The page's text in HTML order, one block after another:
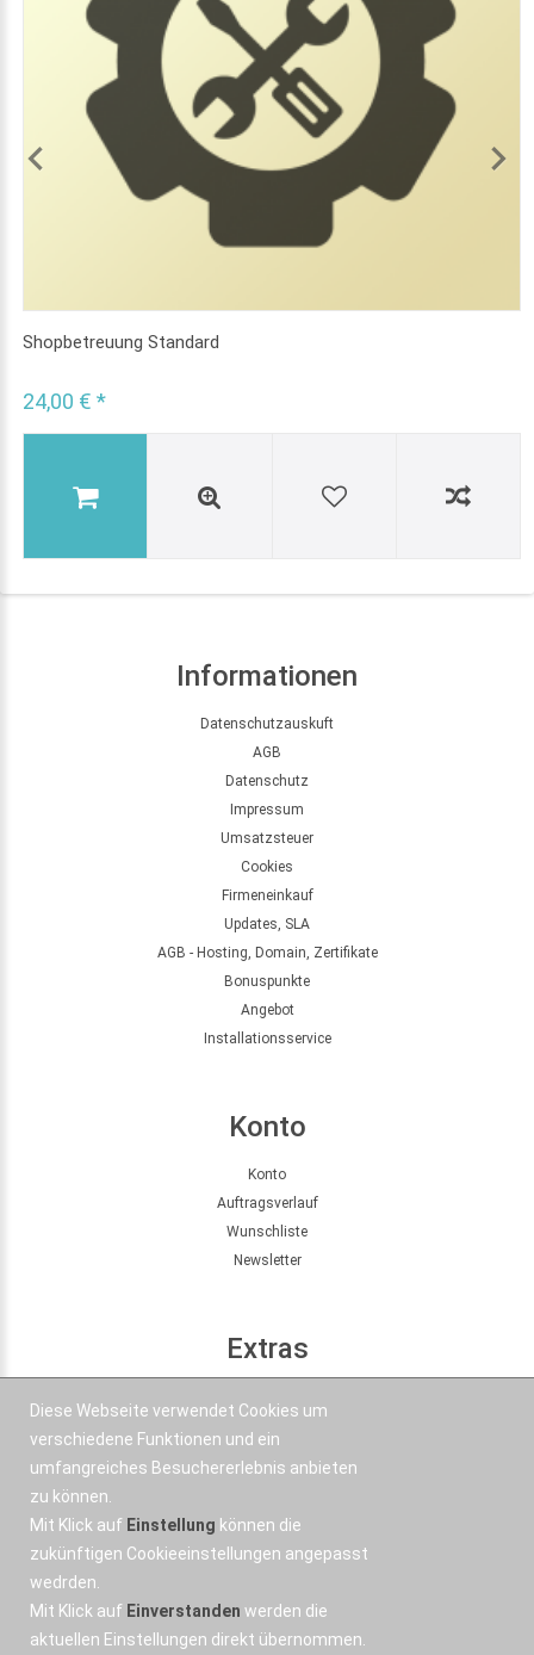
Shopbetreuung Standard
24,00 € *
Informationen
Datenschutzauskuft
AGB
Datenschutz
Impressum
Umsatzsteuer
Cookies
Firmeneinkauf
Updates, SLA
AGB - Hosting, Domain, Zertifikate
Bonuspunkte
Angebot
Installationsservice
Konto
Konto
Auftragsverlauf
Wunschliste
Newsletter
Extras
Kontakt
Email
Diese Webseite verwendet Cookies um
verschiedene Funktionen und ein
umfangreiches Besuchererlebnis anbieten
zu können.
Mit Klick auf Einstellung können die
zukünftigen Cookieeinstellungen angepasst
wedrden.
Mit Klick auf Einverstanden werden die
aktuellen Einstellungen direkt übernommen.